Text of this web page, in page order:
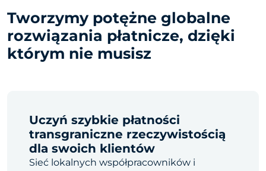
Tworzymy potężne globalne
rozwiązania płatnicze, dzięki
którym nie musisz
Uczyń szybkie płatności
transgraniczne rzeczywistością
dla swoich klientów
Sieć lokalnych współpracowników i